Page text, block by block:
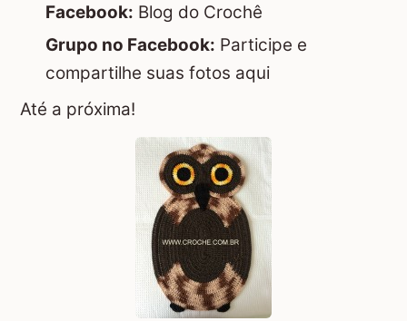
Facebook: Blog do Crochê
Grupo no Facebook: Participe e
compartilhe suas fotos aqui
Até a próxima!